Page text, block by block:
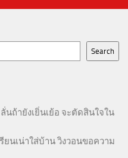
Search
นถ้ายังเยิ่นเย้อ จะตัดสินใจใน
ยนเน่าใส่บ้าน วิงวอนขอความ